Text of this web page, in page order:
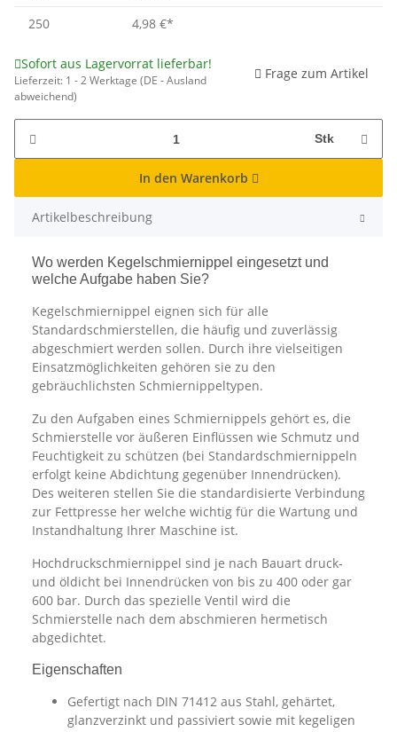
250
4,98 €*
Sofort aus Lagervorrat lieferbar!
Lieferzeit: 1 - 2 Werktage (DE - Ausland
abweichend)
Frage zum Artikel
Stk
In den Warenkorb
Artikelbeschreibung
Wo werden Kegelschmiernippel eingesetzt und
welche Aufgabe haben Sie?
Kegelschmiernippel eignen sich für alle
Standardschmierstellen, die häufig und zuverlässig
abgeschmiert werden sollen. Durch ihre vielseitigen
Einsatzmöglichkeiten gehören sie zu den
gebräuchlichsten Schmiernippeltypen.
Zu den Aufgaben eines Schmiernippels gehört es, die
Schmierstelle vor äußeren Einflüssen wie Schmutz und
Feuchtigkeit zu schützen (bei Standardschmiernippeln
erfolgt keine Abdichtung gegenüber Innendrücken).
Des weiteren stellen Sie die standardisierte Verbindung
zur Fettpresse her welche wichtig für die Wartung und
Instandhaltung Ihrer Maschine ist.
Hochdruckschmiernippel sind je nach Bauart druck-
und öldicht bei Innendrücken von bis zu 400 oder gar
600 bar. Durch das spezielle Ventil wird die
Schmierstelle nach dem abschmieren hermetisch
abgedichtet.
Eigenschaften
Gefertigt nach DIN 71412 aus Stahl, gehärtet,
glanzverzinkt und passiviert sowie mit kegeligen